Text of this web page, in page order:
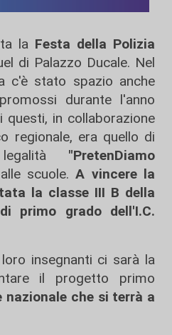
la Festa della Polizia
di Palazzo Ducale. Nel
c'è stato spazio anche
durante l'anno
questi, in collaborazione
regionale, era quello di
"PretenDiamo
scuole.A vincere la
la classe III B della
primo grado dell'I.C.
insegnanti ci sarà la
il progetto primo
che si terrà a